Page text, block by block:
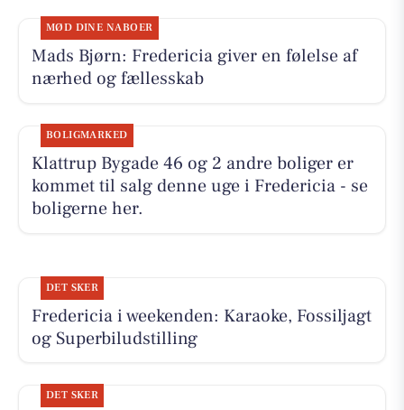
MØD DINE NABOER
Mads Bjørn: Fredericia giver en følelse af
nærhed og fællesskab
BOLIGMARKED
Klattrup Bygade 46 og 2 andre boliger er
kommet til salg denne uge i Fredericia - se
boligerne her.
DET SKER
Fredericia i weekenden: Karaoke, Fossiljagt
og Superbiludstilling
DET SKER